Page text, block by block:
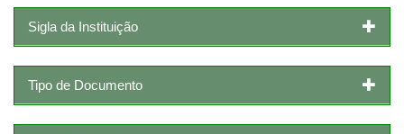
Sigla da Instituição
Tipo de Documento